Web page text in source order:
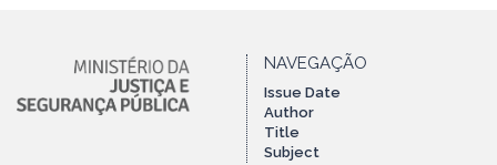
NAVEGAÇÃO
Issue Date
Author
Title
Subject